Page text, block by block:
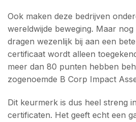
Ook maken deze bedrijven
wereldwijde beweging. Maar
dragen wezenlijk bij aan een
certificaat wordt alleen
meer dan 80 punten hebben
zogenoemde B Corp Impact
Dit keurmerk is dus heel streng
certificaten. Het geeft echt een